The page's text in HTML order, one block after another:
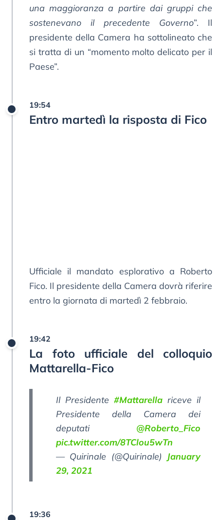
una maggioranza a partire dai gruppi che
sostenevano il precedente Governo”. Il
presidente della Camera ha sottolineato che
si tratta di un “momento molto delicato per il
Paese”.
19:54
Entro martedì la risposta di Fico
Ufficiale il mandato esplorativo a Roberto
Fico. Il presidente della Camera dovrà riferire
entro la giornata di martedì 2 febbraio.
19:42
La foto ufficiale del colloquio
Mattarella-Fico
Il Presidente #Mattarella riceve il
Presidente della Camera dei
deputati @Roberto_Fico
pic.twitter.com/8TClou5wTn
— Quirinale (@Quirinale) January
29, 2021
19:36